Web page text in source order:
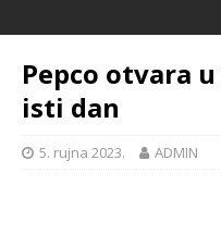
Pepco otvara
isti dan
5. rujna 2023. ADMIN